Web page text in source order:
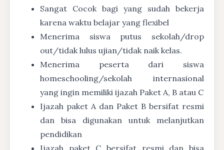
Sangat Cocok bagi yang sudah bekerja
karena waktu belajar yang flexibel
Menerima siswa putus sekolah/drop
out/tidak lulus ujian/tidak naik kelas.
Menerima peserta dari siswa
homeschooling/sekolah internasional
yang ingin memiliki ijazah Paket A, B atau C
Ijazah paket A dan Paket B bersifat resmi
dan bisa digunakan untuk melanjutkan
pendidikan
Ijazah paket C bersifat resmi dan bisa